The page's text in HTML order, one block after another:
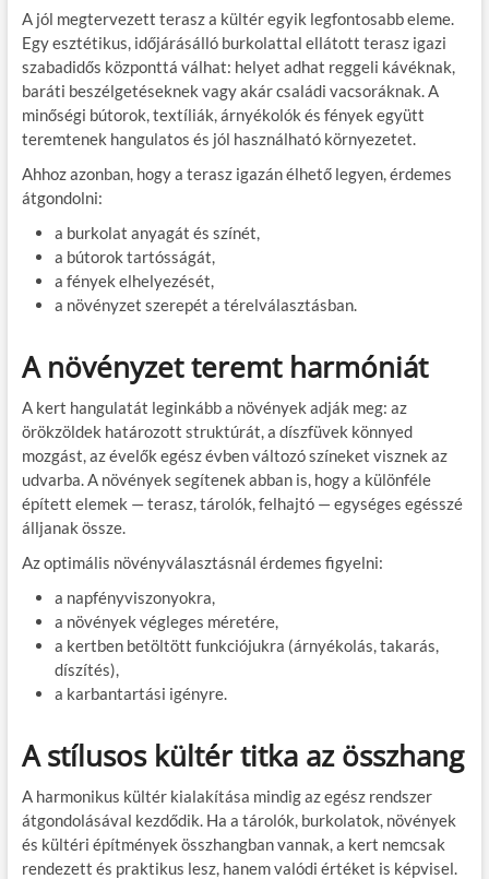
A jól megtervezett terasz a kültér egyik legfontosabb eleme.
Egy esztétikus, időjárásálló burkolattal ellátott terasz igazi
szabadidős központtá válhat: helyet adhat reggeli kávéknak,
baráti beszélgetéseknek vagy akár családi vacsoráknak. A
minőségi bútorok, textíliák, árnyékolók és fények együtt
teremtenek hangulatos és jól használható környezetet.
Ahhoz azonban, hogy a terasz igazán élhető legyen, érdemes
átgondolni:
a burkolat anyagát és színét,
a bútorok tartósságát,
a fények elhelyezését,
a növényzet szerepét a térelválasztásban.
A növényzet teremt harmóniát
A kert hangulatát leginkább a növények adják meg: az
örökzöldek határozott struktúrát, a díszfüvek könnyed
mozgást, az évelők egész évben változó színeket visznek az
udvarba. A növények segítenek abban is, hogy a különféle
épített elemek — terasz, tárolók, felhajtó — egységes egésszé
álljanak össze.
Az optimális növényválasztásnál érdemes figyelni:
a napfényviszonyokra,
a növények végleges méretére,
a kertben betöltött funkciójukra (árnyékolás, takarás,
díszítés),
a karbantartási igényre.
A stílusos kültér titka az összhang
A harmonikus kültér kialakítása mindig az egész rendszer
átgondolásával kezdődik. Ha a tárolók, burkolatok, növények
és kültéri építmények összhangban vannak, a kert nemcsak
rendezett és praktikus lesz, hanem valódi értéket is képvisel.